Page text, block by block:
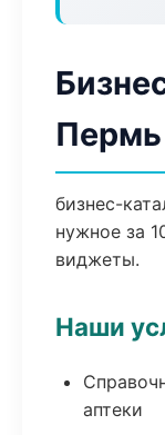
Пермь
бизнес-
нужное за
виджеты.
Наши
аптеки